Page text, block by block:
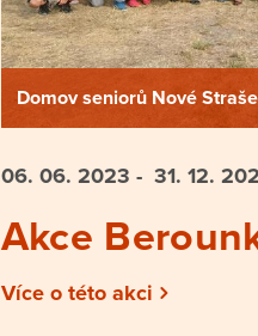
Domov seniorů Nové
06. 06. 2023 - 31. 12.
Akce
Více o této akci